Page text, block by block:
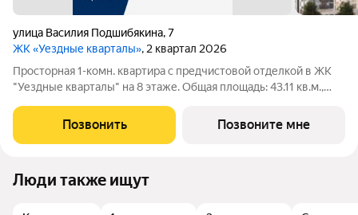
улица Василия Подшибякина,7
ЖК «Уездные кварталы», 2 квартал 2026
Просторная 1-комн. квартира с предчистовой отделкой в ЖК
"Уездные кварталы" на 8 этаже. Общая площадь: 43.11 кв.м.,
кв.м. Все окна выходят на одну сторону. В квартире один
балкон, один
Позвонить Позвоните мне
Люди также ищут